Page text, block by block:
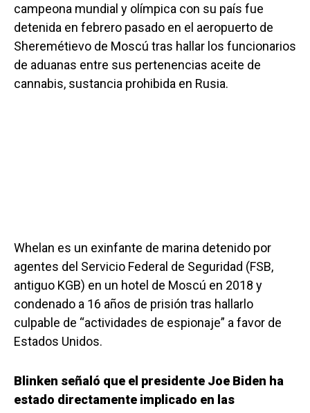
campeona mundial y olímpica con su país fue
detenida en febrero pasado en el aeropuerto de
Sheremétievo de Moscú tras hallar los funcionarios
de aduanas entre sus pertenencias aceite de
cannabis, sustancia prohibida en Rusia.
Whelan es un exinfante de marina detenido por
agentes del Servicio Federal de Seguridad (FSB,
antiguo KGB) en un hotel de Moscú en 2018 y
condenado a 16 años de prisión tras hallarlo
culpable de “actividades de espionaje” a favor de
Estados Unidos.
Blinken señaló que el presidente Joe Biden ha
estado directamente implicado en las